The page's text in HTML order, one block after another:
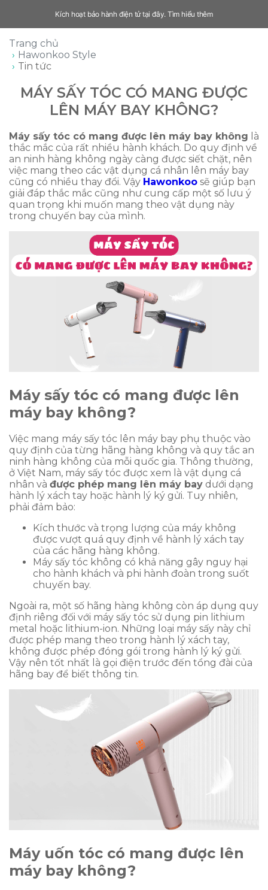
Kích hoạt bảo hành điện tử tại đây. Tìm hiểu thêm
Trang chủ
Hawonkoo Style
Tin tức
MÁY SẤY TÓC CÓ MANG ĐƯỢC
LÊN MÁY BAY KHÔNG?
Máy sấy tóc có mang được lên máy bay không là
thắc mắc của rất nhiều hành khách. Do quy định về
an ninh hàng không ngày càng được siết chặt, nên
việc mang theo các vật dụng cá nhân lên máy bay
cũng có nhiều thay đổi. Vậy Hawonkoo sẽ giúp bạn
giải đáp thắc mắc cũng như cung cấp một số lưu ý
quan trọng khi muốn mang theo vật dụng này
trong chuyến bay của mình.
Máy sấy tóc có mang được lên
máy bay không?
Việc mang máy sấy tóc lên máy bay phụ thuộc vào
quy định của từng hãng hàng không và quy tắc an
ninh hàng không của mỗi quốc gia. Thông thường,
ở Việt Nam, máy sấy tóc được xem là vật dụng cá
nhân và được phép mang lên máy bay dưới dạng
hành lý xách tay hoặc hành lý ký gửi. Tuy nhiên,
phải đảm bảo:
Kích thước và trọng lượng của máy không
được vượt quá quy định về hành lý xách tay
của các hãng hàng không.
Máy sấy tóc không có khả năng gây nguy hại
cho hành khách và phi hành đoàn trong suốt
chuyến bay.
Ngoài ra, một số hãng hàng không còn áp dụng quy
định riêng đối với máy sấy tóc sử dụng pin lithium
metal hoặc lithium-ion. Những loại máy sấy này chỉ
được phép mang theo trong hành lý xách tay,
không được phép đóng gói trong hành lý ký gửi.
Vậy nên tốt nhất là gọi điện trước đến tổng đài của
hãng bay để biết thông tin.
Máy uốn tóc có mang được lên
máy bay không?